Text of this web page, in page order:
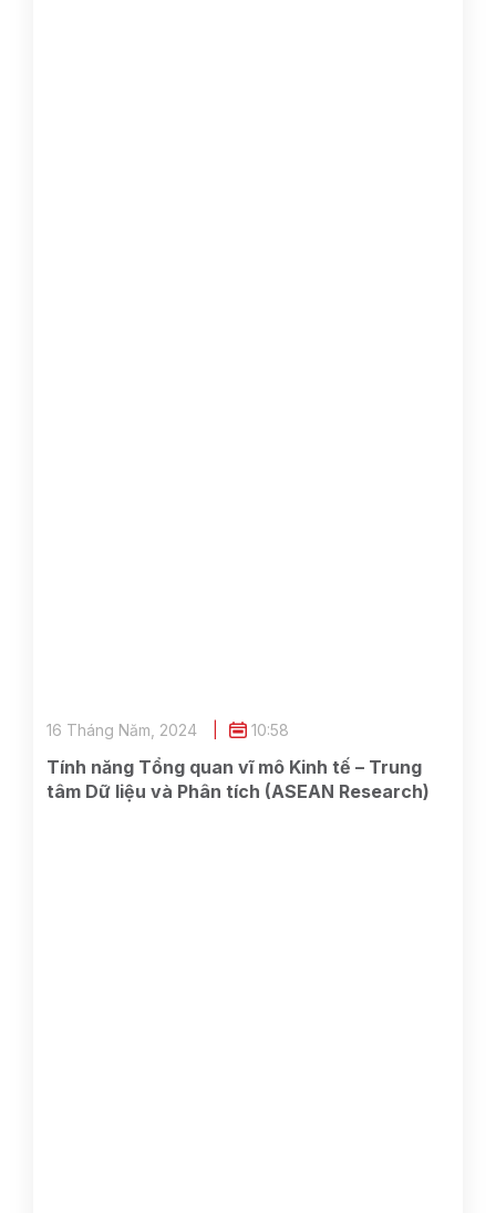
Tính năng Tổng quan vĩ mô Kinh tế – Trung
tâm Dữ liệu và Phân tích (ASEAN Research)
16 Tháng Năm, 2024 10:58